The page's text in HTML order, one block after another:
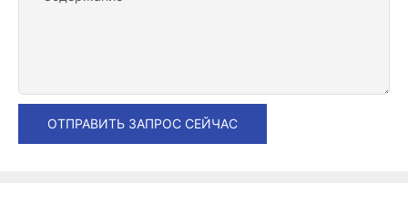
ОТПРАВИТЬ ЗАПРОС СЕЙЧАС